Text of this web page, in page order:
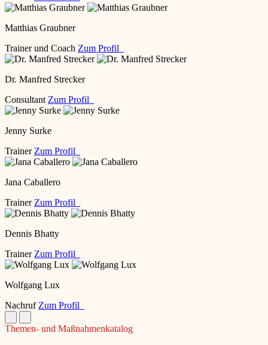
Matthias Graubner
Trainer und Coach Zum Profil
Dr. Manfred Strecker
Consultant Zum Profil
Jenny Surke
Trainer Zum Profil
Jana Caballero
Trainer Zum Profil
Dennis Bhatty
Trainer Zum Profil
Wolfgang Lux
Nachruf Zum Profil
Themen- und Maßnahmenkatalog